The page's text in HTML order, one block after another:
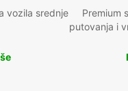
vozila srednje
Premium
putovanja i